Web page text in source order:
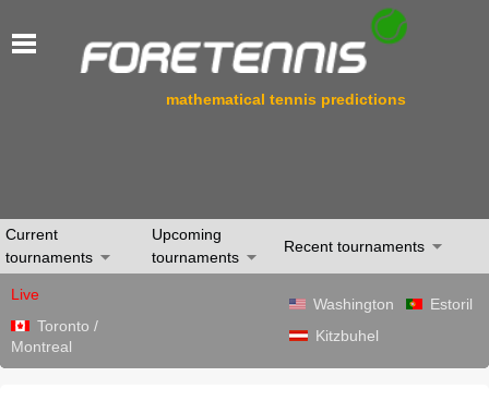
mathematical tennis predictions
Current
tournaments
Upcoming
tournaments
Recent tournaments
Live
Toronto /
Montreal
Washington
Estoril
Kitzbuhel